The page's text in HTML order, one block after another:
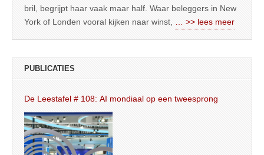
bril, begrijpt haar vaak maar half. Waar beleggers in New
York of Londen vooral kijken naar winst,
… >> lees meer
PUBLICATIES
De Leestafel # 108: AI mondiaal op een tweesprong